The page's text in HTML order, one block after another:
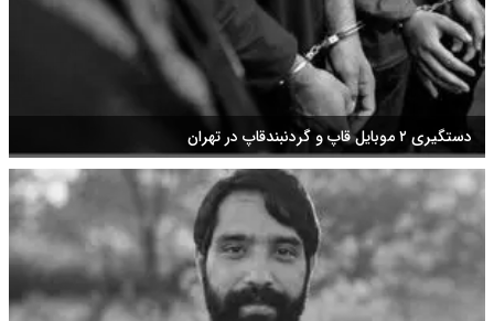
دستگیری ۲ موبایل قاپ و گردنبندقاپ در تهران